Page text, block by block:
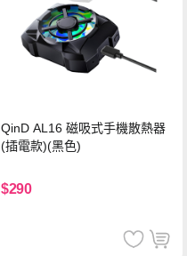
QinD AL16 磁吸式手機散熱器
(插電款)(黑色)
$290